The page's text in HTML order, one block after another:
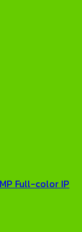
Full-color IP